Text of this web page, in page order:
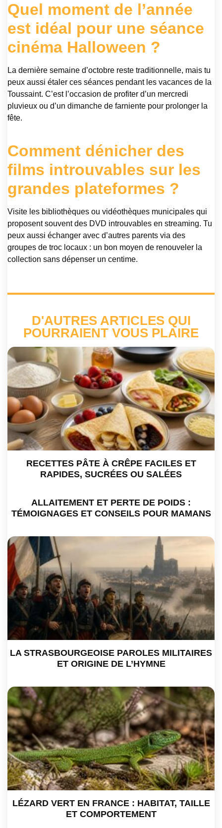
Quel moment de l’année
est idéal pour une séance
cinéma Halloween ?
La dernière semaine d’octobre reste traditionnelle, mais tu
peux aussi étaler ces séances pendant les vacances de la
Toussaint. C’est l’occasion de profiter d’un mercredi
pluvieux ou d’un dimanche de farniente pour prolonger la
fête.
Comment dénicher des
films introuvables sur les
grandes plateformes ?
Visite les bibliothèques ou vidéothèques municipales qui
proposent souvent des DVD introuvables en streaming. Tu
peux aussi échanger avec d’autres parents via des
groupes de troc locaux : un bon moyen de renouveler la
collection sans dépenser un centime.
D'AUTRES ARTICLES QUI
POURRAIENT VOUS PLAIRE
RECETTES PÂTE À CRÊPE FACILES ET
RAPIDES, SUCRÉES OU SALÉES
ALLAITEMENT ET PERTE DE POIDS :
TÉMOIGNAGES ET CONSEILS POUR MAMANS
LA STRASBOURGEOISE PAROLES MILITAIRES
ET ORIGINE DE L’HYMNE
LÉZARD VERT EN FRANCE : HABITAT, TAILLE
ET COMPORTEMENT